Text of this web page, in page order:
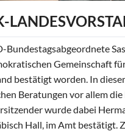
Bundestagsabgeordnete
Gemeinschaft
bestätigt worden. In
Beratungen vor allem
wurde dabei
Hall, im Amt bestätigt.